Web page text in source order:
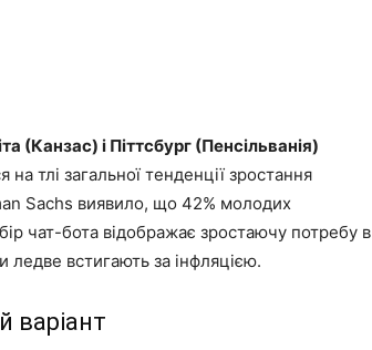
(Канзас) і Піттсбург (Пенсільванія)
тлі загальної тенденції зростання
Sachs виявило, що 42% молодих
чат-бота відображає зростаючу потребу в
ледве встигають за інфляцією.
варіант